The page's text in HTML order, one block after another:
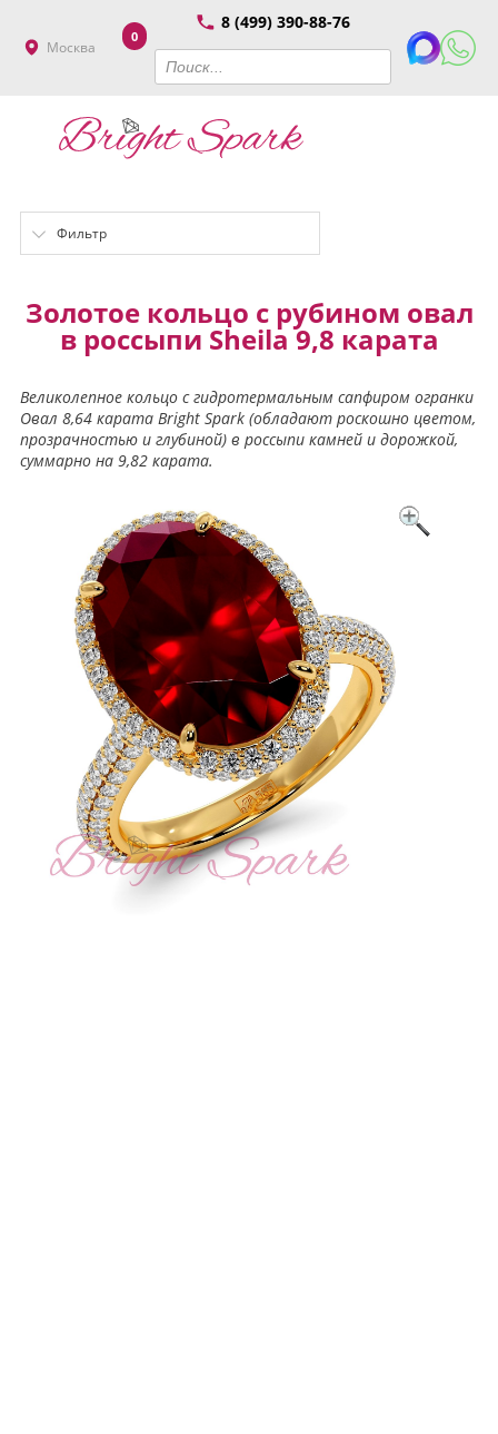
Москва
8 (499) 390-88-76
0
Фильтр
Золотое кольцо с рубином овал
в россыпи Sheila 9,8 карата
Великолепное кольцо с гидротермальным сапфиром огранки
Овал 8,64 карата Bright Spark (обладают роскошно цветом,
прозрачностью и глубиной) в россыпи камней и дорожкой,
суммарно на 9,82 карата.